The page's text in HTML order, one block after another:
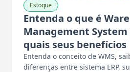
Estoque
Entenda o que é
Management System
quais seus benefícios
Entenda o conceito de WMS,
diferenças entre sistema ERP,